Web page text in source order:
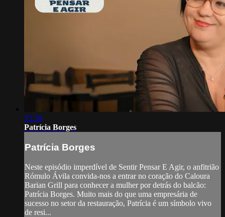
53:30
Patrícia Borges
Patrícia Borges
Neste episódio imperdível de Sentir Pensar E Agir, o anfitrião
Rómulo Ávila convida-nos a entrar no coração do Caloura
Barian Grill para conhecer a mulher por detrás do balcão:
Patrícia Borges. Muito mais do que uma empresária de
sucesso no setor da restauração, Patrícia é um símbolo vivo
de resi...